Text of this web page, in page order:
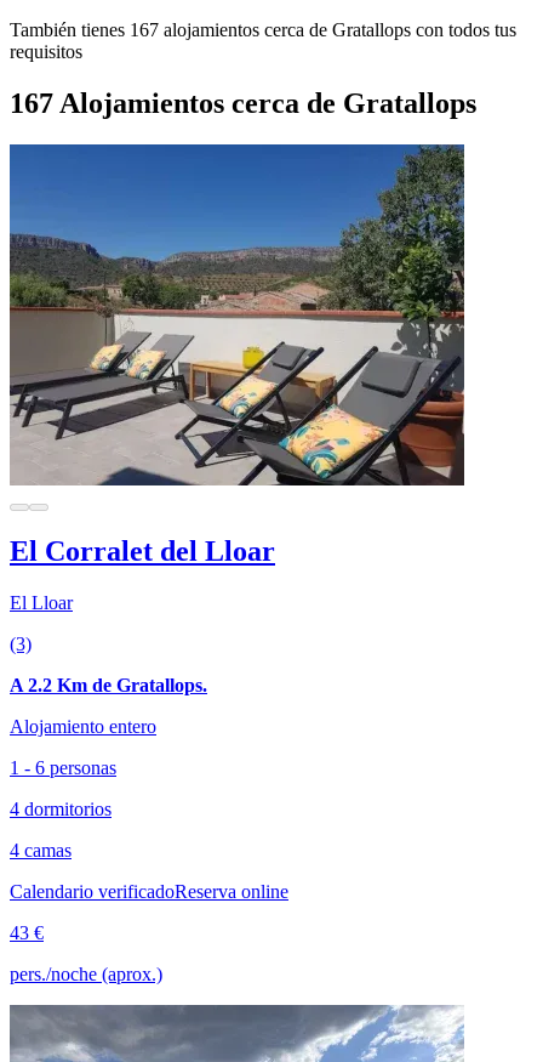
También tienes 167 alojamientos cerca de Gratallops con todos tus
requisitos
167 Alojamientos cerca de Gratallops
El Corralet del Lloar
El Lloar
(3)
A 2.2 Km de Gratallops.
Alojamiento entero
1 - 6 personas
4 dormitorios
4 camas
Calendario verificadoReserva online
43 €
pers./noche (aprox.)